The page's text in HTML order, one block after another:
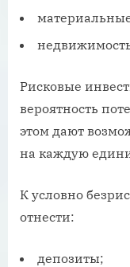
Рисковые
вероятность
этом дают
на каждую
К условно
отнести:
депозиты;